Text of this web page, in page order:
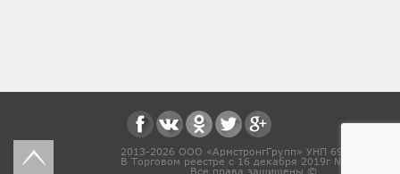
2013-2026 ООО «АрмстронгГрупп» УНП 691831571
В Торговом реестре с 16 декабря 2019г № 468454
Все права защищены ©